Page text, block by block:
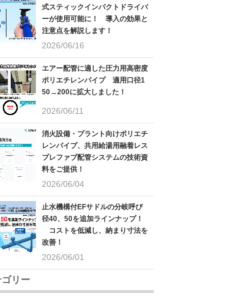
式スティックインパクトドライバ
ーが使用可能に！ 導入の効果と
注意点を解説します！
2026/06/16
エアー配管に適した圧力用高密度
ポリエチレンパイプ 適用口径1
50→200に拡大しました！
2026/06/11
消火設備・プラント向けポリエチ
レンパイプ、共用給湯用融着レス
プレファブ配管システムの技術資
料をご提供！
2026/06/04
止水機構付EFサドルの分岐呼び
径40、50を追加ラインナップ！
コストを低減し、納まり寸法を
改善！
2026/06/01
ゴリー